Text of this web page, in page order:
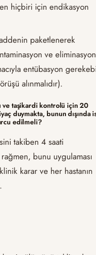
hiçbiri için endikasyon
paketlenerek
ve
entübasyon
alınmalıdır).
ve taşikardi kontrolü için 20
duymakta, bunun dışında
edilmeli?
takiben 4 saati
bunu uygulaması
karar ve her hastanın